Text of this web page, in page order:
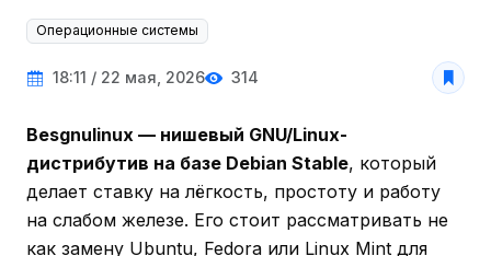
Операционные системы
18:11 / 22 мая, 2026 314
Besgnulinux — нишевый GNU/Linux-
дистрибутив на базе Debian Stable, который
делает ставку на лёгкость, простоту и работу
на слабом железе. Его стоит рассматривать не
как замену Ubuntu, Fedora или Linux Mint для